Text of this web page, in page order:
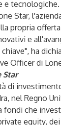
e tecnologiche.
Star,
propria
e
ha
Officer di
Star
di
nel Regno
fondi che
equity,